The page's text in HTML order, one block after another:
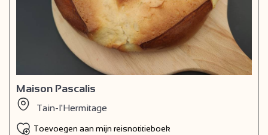
Maison Pascalis
Tain-l'Hermitage
Toevoegen aan mijn reisnotitieboek